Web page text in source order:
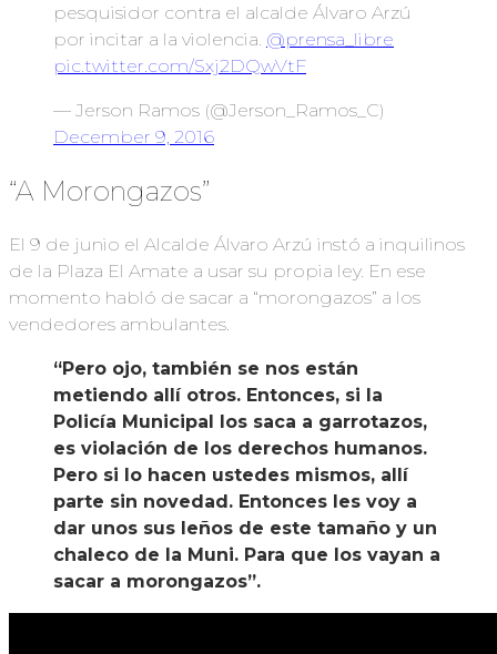
pesquisidor contra el alcalde Álvaro Arzú
por incitar a la violencia. @prensa_libre
pic.twitter.com/Sxj2DQwVtF
— Jerson Ramos (@Jerson_Ramos_C)
December 9, 2016
“A Morongazos”
El 9 de junio el Alcalde Álvaro Arzú instó a inquilinos
de la Plaza El Amate a usar su propia ley. En ese
momento habló de sacar a “morongazos” a los
vendedores ambulantes.
“Pero ojo, también se nos están
metiendo allí otros. Entonces, si la
Policía Municipal los saca a garrotazos,
es violación de los derechos humanos.
Pero si lo hacen ustedes mismos, allí
parte sin novedad. Entonces les voy a
dar unos sus leños de este tamaño y un
chaleco de la Muni. Para que los vayan a
sacar a morongazos”.